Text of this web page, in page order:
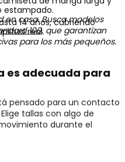
estampado.
14 años, cubriendo
real.
en casa. Busca modelos
100, que garantizan
para los más pequeños.
es adecuada para
pensado para un contacto
tallas con algo de
durante el